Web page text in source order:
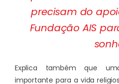
precisam do
Fundação AIS
Explica também que
importante para a vida